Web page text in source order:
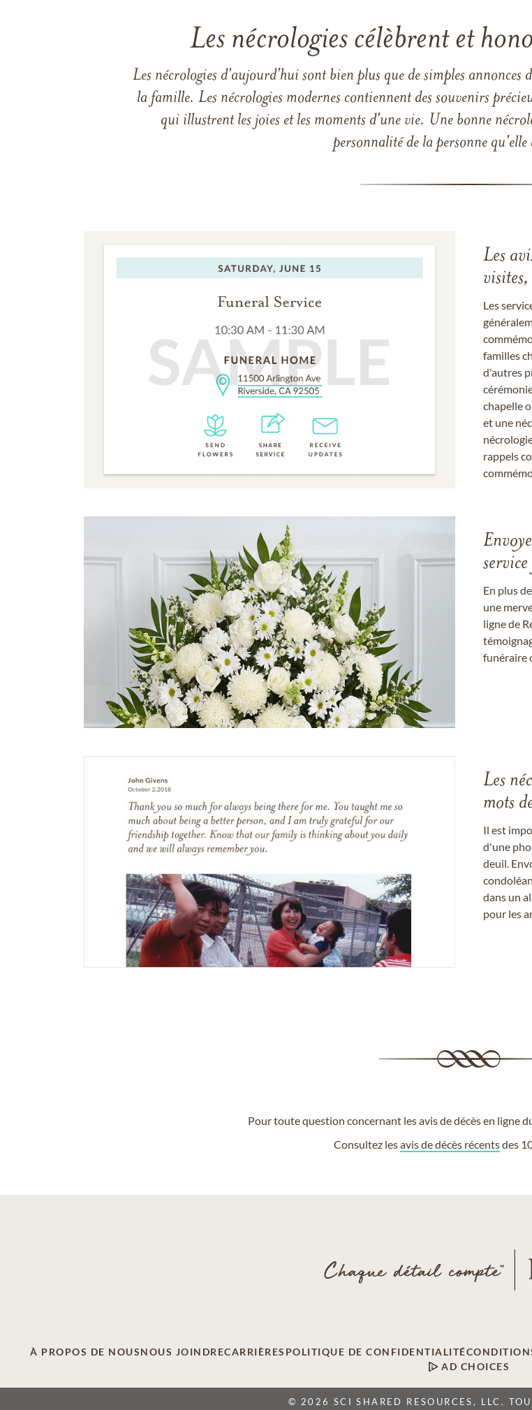
Les nécrologies célèbrent et
Les nécrologies d'aujourd'hui sont bien plus que de simples annonces
la famille. Les nécrologies modernes contiennent des souvenirs
qui illustrent les joies et les moments d'une vie. Une bonne
personnalité de la personne qu'elle
Les
Les
familles
d'autres
chapelle
et une
rappels
En plus
une
ligne de
funéraire
Les
mots
Il est
d'une
deuil.
dans un
pour les
Pour toute question concernant les avis de décès en ligne
Consultez lesavis de décès récentsdes
À PROPOS DE NOUSNOUS JOINDRECARRIÈRES POLITIQUE DE CONFIDENTIALITÉ
AD CHOICES
© 2026 SCI SHARED RESOURCES, LLC.